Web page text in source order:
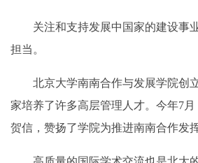
关注和支持发展中国家的建设事
担当。
北京大学南南合作与发展学院创
家培养了许多高层管理人才。今年7
贺信，赞扬了学院为推进南南合作发